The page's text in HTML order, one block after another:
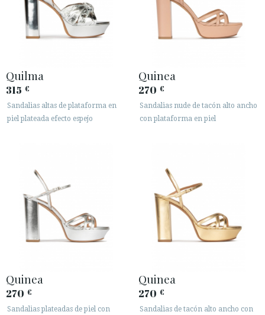
Quilma
315 €
Sandalias altas de plataforma en
piel plateada efecto espejo
Quinea
270 €
Sandalias nude de tacón alto ancho
con plataforma en piel
Quinea
270 €
Sandalias plateadas de piel con
Quinea
270 €
Sandalias de tacón alto ancho con